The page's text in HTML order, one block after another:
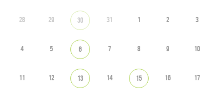
28 29 30 31 1 2 3
4 5 6 7 8 9 10
11 12 13 14 15 16 17